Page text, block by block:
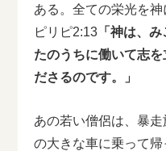
ある。全ての栄光を神
ピリピ2:13 「神は、
たのうちに働いて志
ださるのです。」
あの若い僧侶は、暴
の大きな車に乗って